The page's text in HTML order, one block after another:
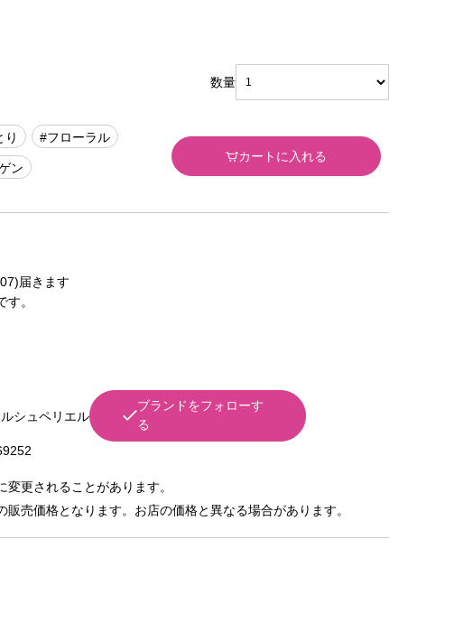
り #フローラル
ン
届きます
。
シュペリエル
ブランドをフォローす
る
更されることがあります。
売価格となります。お店の価格と異なる場合があります。
数量
カートに入れる